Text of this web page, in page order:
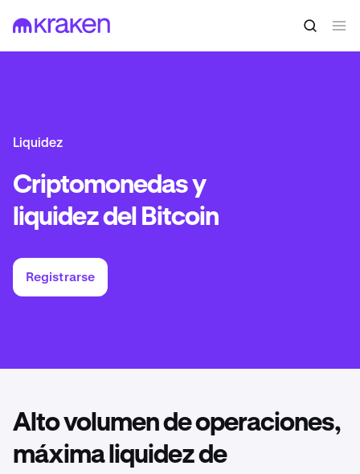
Liquidez
Criptomonedas y
liquidez del Bitcoin
Registrarse
Alto volumen de operaciones,
máxima liquidez de